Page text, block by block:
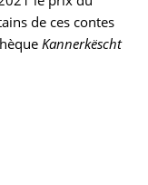
de ces contes
Kannerkëscht